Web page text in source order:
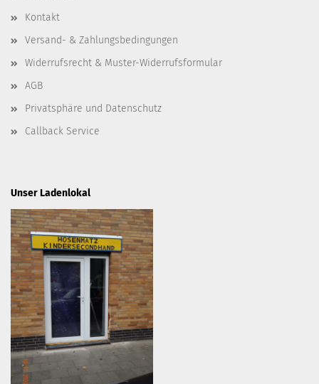
Kontakt
Versand- & Zahlungsbedingungen
Widerrufsrecht & Muster-Widerrufsformular
AGB
Privatsphäre und Datenschutz
Callback Service
Unser Ladenlokal